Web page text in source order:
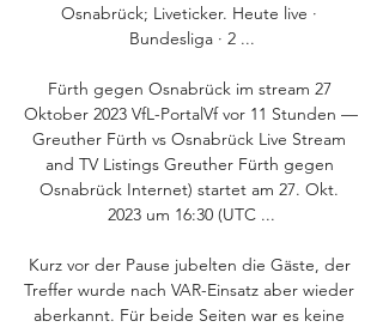
Osnabrück; Liveticker. Heute live ·
Bundesliga · 2 ...
Fürth gegen Osnabrück im stream 27
Oktober 2023 VfL-PortalVf vor 11 Stunden —
Greuther Fürth vs Osnabrück Live Stream
and TV Listings Greuther Fürth gegen
Osnabrück Internet) startet am 27. Okt.
2023 um 16:30 (UTC ...
Kurz vor der Pause jubelten die Gäste, der
Treffer wurde nach VAR-Einsatz aber wieder
aberkannt. Für beide Seiten war es keine